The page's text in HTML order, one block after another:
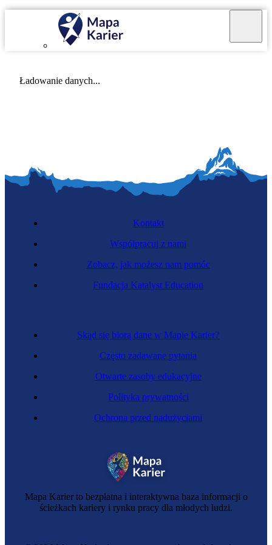
Ładowanie danych...
Mapa Karier to bezpłatna i interaktywna baza informacji o
ścieżkach kariery i rynku pracy dla młodych ludzi.
Skąd się biorą dane w Mapie Karier?
Często zadawane pytania
Otwarte zasoby edukacyjne
Polityka prywatności
Ochrona przed nadużyciami
Kontakt
Współpracuj z nami
Zobacz, jak możesz nam pomóc
Fundacja Katalyst Education